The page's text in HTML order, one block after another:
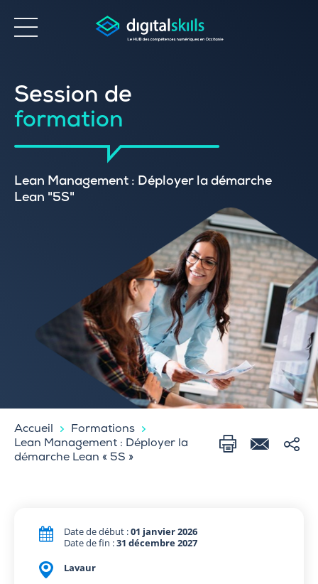
Accessibilité
Session de
formation
Lean Management : Déployer la démarche
Lean "5S"
Accueil
Formations
Lean Management : Déployer la
démarche Lean « 5S »
Date de début :01 janvier 2026
Date de fin :31 décembre 2027
Lavaur